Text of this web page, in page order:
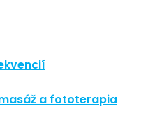
a fototerapia